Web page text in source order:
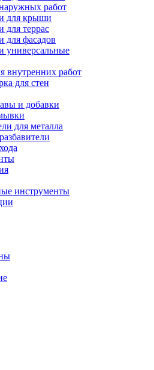
работ
для крыши
для террас
для фасадов
универсальные
внутренних работ
для стен
и добавки
для металла
инструменты